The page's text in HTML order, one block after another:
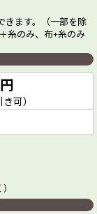
きます。（一部を除
糸のみ、布+糸のみ
可）